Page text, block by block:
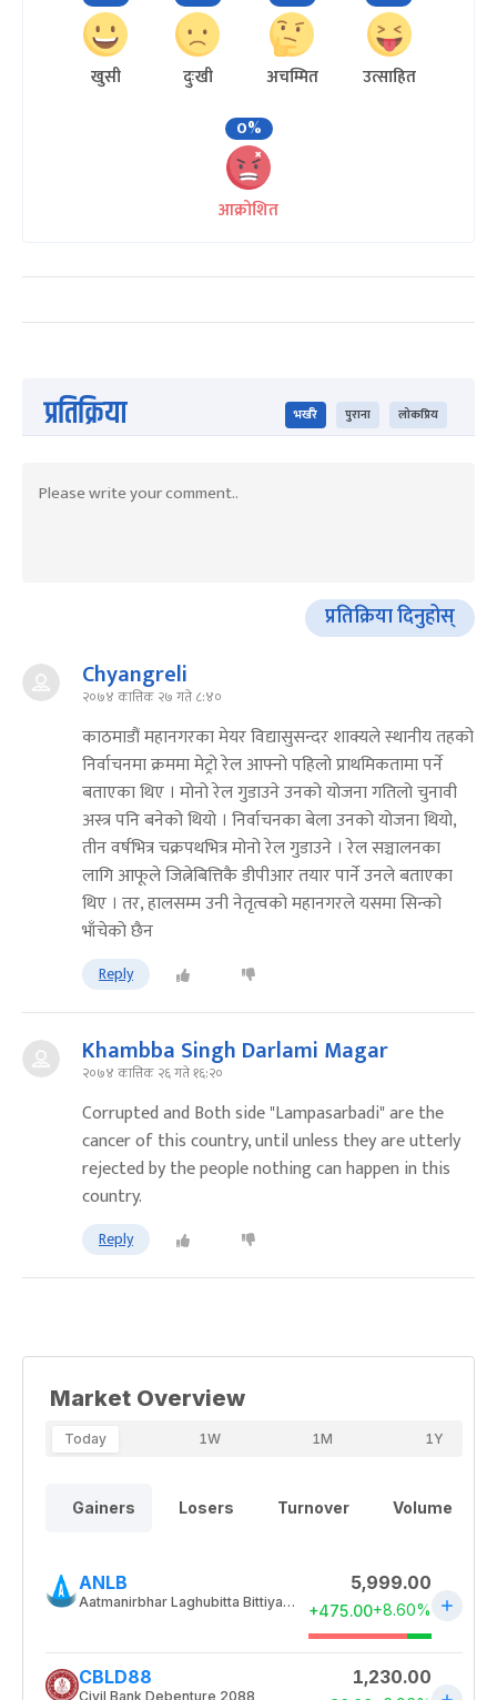
खुसी दुःखी अचम्मित
उत्साहित
0%
आक्रोशित
प्रतिक्रिया भर्खरै पुराना लोकप्रिय
प्रतिक्रिया दिनुहोस्
Chyangreli
२०७४ कात्तिक २७ गते ८:४०
काठमाडौं महानगरका मेयर विद्यासुसन्दर शाक्यले स्थानीय तहको
निर्वाचनमा क्रममा मेट्रो रेल आफ्नो पहिलो प्राथमिकतामा पर्ने
बताएका थिए । मोनो रेल गुडाउने उनको योजना गतिलो चुनावी
अस्त्र पनि बनेको थियो । निर्वाचनका बेला उनको योजना थियो,
तीन वर्षभित्र चक्रपथभित्र मोनो रेल गुडाउने । रेल सञ्चालनका
लागि आफूले जित्नेबित्तिकै डीपीआर तयार पार्ने उनले बताएका
थिए । तर, हालसम्म उनी नेतृत्वको महानगरले यसमा सिन्को
भाँचेको छैन
Reply
Khambba Singh Darlami Magar
२०७४ कात्तिक २६ गते १६:२०
Corrupted and Both side "Lampasarbadi" are the
cancer of this country, until unless they are utterly
rejected by the people nothing can happen in this
country.
Reply